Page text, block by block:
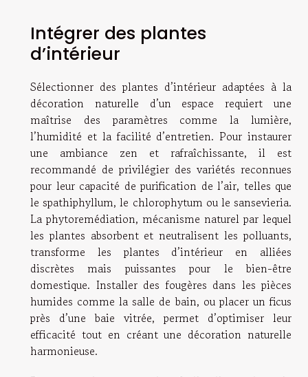
Intégrer des plantes
d’intérieur
Sélectionner des plantes d’intérieur adaptées à la
décoration naturelle d’un espace requiert une
maîtrise des paramètres comme la lumière,
l’humidité et la facilité d’entretien. Pour instaurer
une ambiance zen et rafraîchissante, il est
recommandé de privilégier des variétés reconnues
pour leur capacité de purification de l’air, telles que
le spathiphyllum, le chlorophytum ou le sansevieria.
La phytoremédiation, mécanisme naturel par lequel
les plantes absorbent et neutralisent les polluants,
transforme les plantes d’intérieur en alliées
discrètes mais puissantes pour le bien-être
domestique. Installer des fougères dans les pièces
humides comme la salle de bain, ou placer un ficus
près d’une baie vitrée, permet d’optimiser leur
efficacité tout en créant une décoration naturelle
harmonieuse.